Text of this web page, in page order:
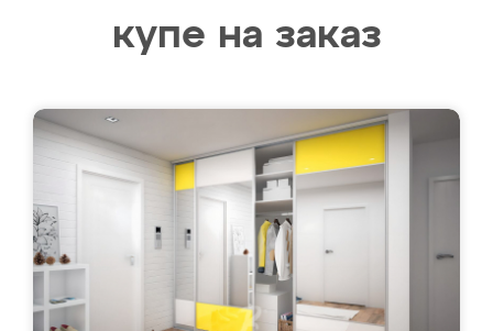
купе на заказ